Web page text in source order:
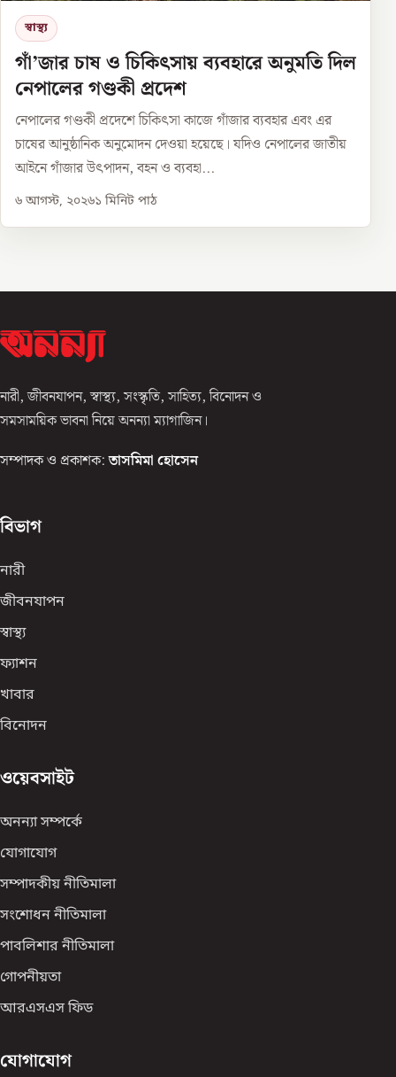
স্বাস্থ্য
গাঁ’জার চাষ ও চিকিৎসায় ব্যবহারে অনুমতি দিল
নেপালের গণ্ডকী প্রদেশ
নেপালের গণ্ডকী প্রদেশে চিকিৎসা কাজে গাঁজার ব্যবহার এবং এর
চাষের আনুষ্ঠানিক অনুমোদন দেওয়া হয়েছে। যদিও নেপালের জাতীয়
আইনে গাঁজার উৎপাদন, বহন ও ব্যবহা...
৬ আগস্ট, ২০২৬১ মিনিট পাঠ
নারী, জীবনযাপন, স্বাস্থ্য, সংস্কৃতি, সাহিত্য, বিনোদন ও
সমসাময়িক ভাবনা নিয়ে অনন্যা ম্যাগাজিন।
সম্পাদক ও প্রকাশক: তাসমিমা হোসেন
বিভাগ
নারী
জীবনযাপন
স্বাস্থ্য
ফ্যাশন
খাবার
বিনোদন
ওয়েবসাইট
অনন্যা সম্পর্কে
যোগাযোগ
সম্পাদকীয় নীতিমালা
সংশোধন নীতিমালা
পাবলিশার নীতিমালা
গোপনীয়তা
আরএসএস ফিড
যোগাযোগ